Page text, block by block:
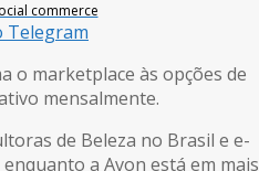
commerce
Telegram
o marketplace às opções de
mensalmente.
de Beleza no Brasil e e-
a Avon está em mais